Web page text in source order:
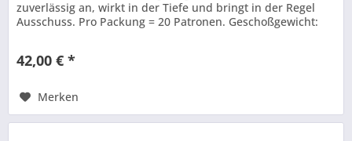
zuverlässig an, wirkt in der Tiefe und bringt in der Regel
Ausschuss. Pro Packung = 20 Patronen. Geschoßgewicht:
42,00 € *
Merken